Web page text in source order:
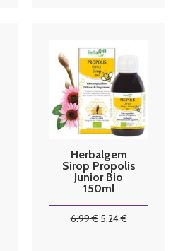
Herbalgem
Sirop Propolis
Junior Bio
150ml
6.99€ 5.24€